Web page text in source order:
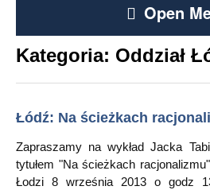
Open
Kategoria: Oddział
Łódź: Na ścieżkach
Zapraszamy na wykład Jacka
tytułem "Na ścieżkach
Łodzi 8 września 2013 o godz